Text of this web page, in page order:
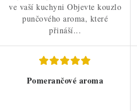
ve vaší kuchyni Objevte kouzlo
punčového aroma, které
přináší...
Pomerančové aroma